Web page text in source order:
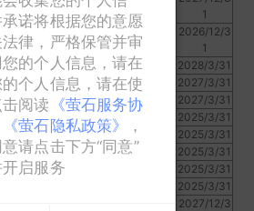
1
CS-C3W-1F4WFL
2026/12/3
1
CS-C3W-1F4EFL
2028/3/31
CS-C3W-1C2WFR-C
2027/3/31
CS-C3W-1C2WFR
2027/3/31
CS-C3W-1B2WFR
2025/3/31
CS-C2C-3B2WFR
2025/3/31
CS-C2C-32WFR
2025/3/31
CS-C2C-31WFR-B
2025/3/31
2025/3/31
2027/12/3
诺将根据您的意愿
律，严格保管并审
的个人信息，请在
个人信息，请在使
阅读 《萤石服务协
《萤石隐私政策》
，
请点击下方“同意”
启服务